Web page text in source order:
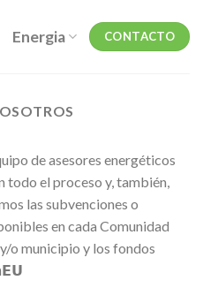
Energia CONTACTO
de asesores energéticos
todo el proceso y, también,
las subvenciones o
en cada Comunidad
o municipio y los fondos